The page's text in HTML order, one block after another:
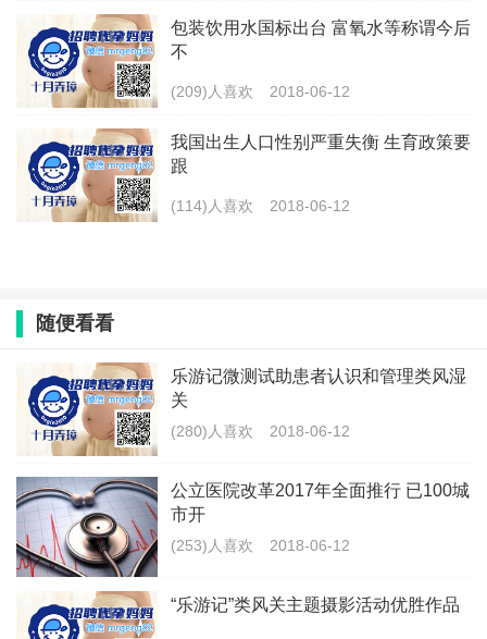
包装饮用水国标出台 富氧水等称谓今后
不
(209)人喜欢 2018-06-12
我国出生人口性别严重失衡 生育政策要
跟
(114)人喜欢 2018-06-12
随便看看
乐游记微测试助患者认识和管理类风湿
关
(280)人喜欢 2018-06-12
公立医院改革2017年全面推行 已100城
市开
(253)人喜欢 2018-06-12
“乐游记”类风关主题摄影活动优胜作品